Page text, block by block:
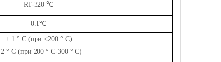
RT-320 ℃
0.1℃
± 1 ° C (при <200 ° C)
° C (при 200 ° C-300 ° C)